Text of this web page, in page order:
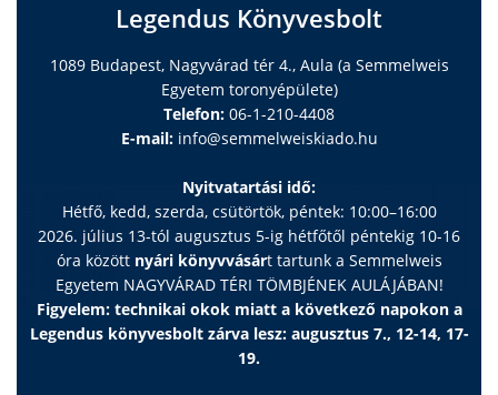
Legendus Könyvesbolt
1089 Budapest, Nagyvárad tér 4., Aula (a Semmelweis
Egyetem toronyépülete)
Telefon: 06-1-210-4408
E-mail: info@semmelweiskiado.hu
Nyitvatartási idő:
Hétfő, kedd, szerda, csütörtök, péntek: 10:00–16:00
2026. július 13-tól augusztus 5-ig hétfőtől péntekig 10-16
óra között nyári könyvvásárt tartunk a Semmelweis
Egyetem NAGYVÁRAD TÉRI TÖMBJÉNEK AULÁJÁBAN!
Figyelem: technikai okok miatt a következő napokon a
Legendus könyvesbolt zárva lesz: augusztus 7., 12-14, 17-
19.